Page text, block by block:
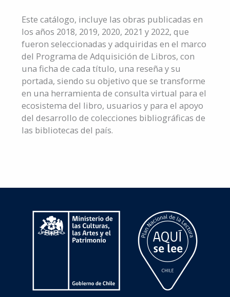
Este catálogo, incluye las obras publicadas en
los años 2018, 2019, 2020, 2021 y 2022, que
fueron seleccionadas y adquiridas en el marco
del Programa de Adquisición de Libros, con
una ficha de cada título, una reseña y su
portada, siendo su objetivo que se transforme
en una herramienta de consulta virtual para el
ecosistema del libro, usuarios y para el apoyo
del desarrollo de colecciones bibliográficas de
las bibliotecas del país.